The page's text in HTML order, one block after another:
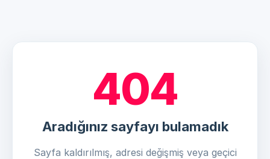
404
Aradığınız sayfayı bulamadık
Sayfa kaldırılmış, adresi değişmiş veya geçici